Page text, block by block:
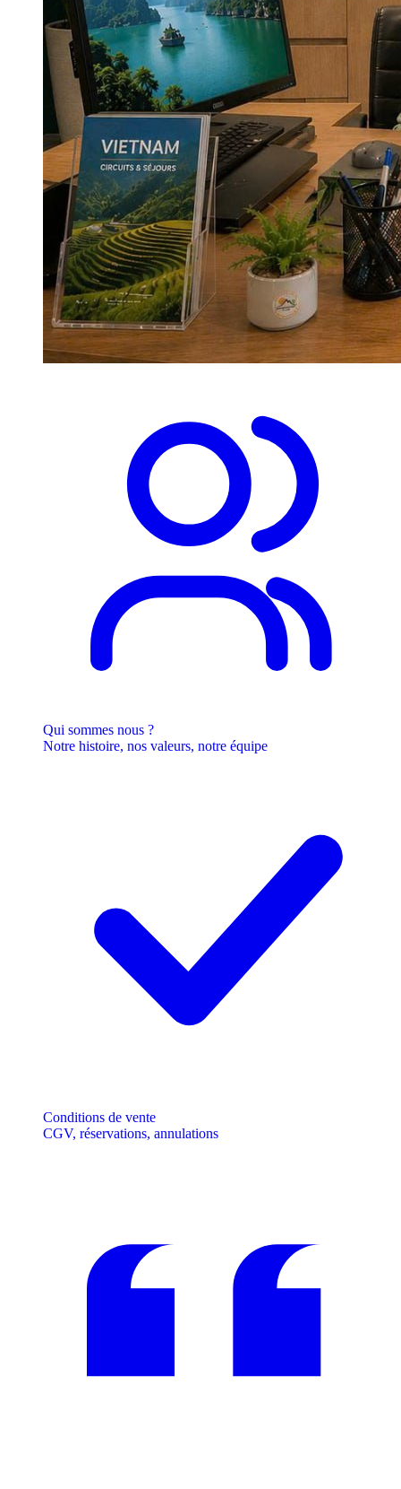
Qui sommes nous ?
Notre histoire, nos valeurs, notre équipe
Conditions de vente
CGV, réservations, annulations